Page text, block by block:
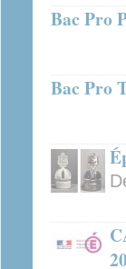
Bac Pro
Bac Pro